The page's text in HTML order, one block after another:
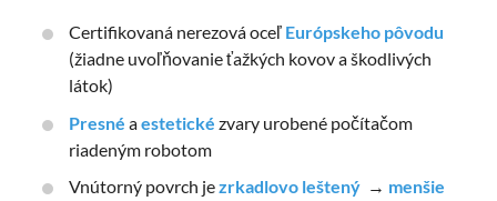
Certifikovaná nerezová oceľ Európskeho pôvodu
(žiadne uvoľňovanie ťažkých kovov a škodlivých
látok)
Presné aestetické zvary urobené počítačom
riadeným robotom
Vnútorný povrch jezrkadlovo leštený → menšie